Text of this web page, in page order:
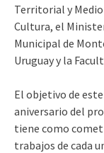
Territorial y
Cultura, el
Municipal de
Uruguay y la
El objetivo de
aniversario del
tiene como
trabajos de cada